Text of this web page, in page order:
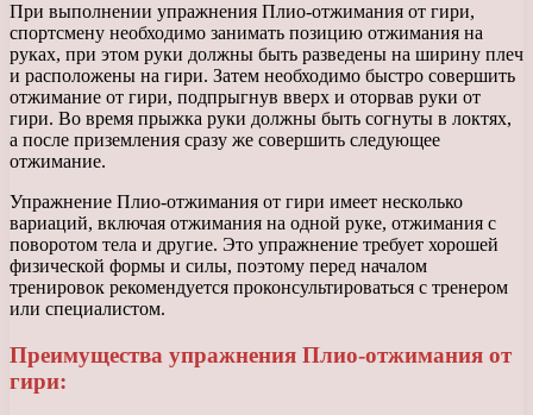
При выполнении упражнения Плио-отжимания от гири,
спортсмену необходимо занимать позицию отжимания на
руках, при этом руки должны быть разведены на ширину плеч
и расположены на гири. Затем необходимо быстро совершить
отжимание от гири, подпрыгнув вверх и оторвав руки от
гири. Во время прыжка руки должны быть согнуты в локтях,
а после приземления сразу же совершить следующее
отжимание.
Упражнение Плио-отжимания от гири имеет несколько
вариаций, включая отжимания на одной руке, отжимания с
поворотом тела и другие. Это упражнение требует хорошей
физической формы и силы, поэтому перед началом
тренировок рекомендуется проконсультироваться с тренером
или специалистом.
Преимущества упражнения Плио-отжимания от
гири: